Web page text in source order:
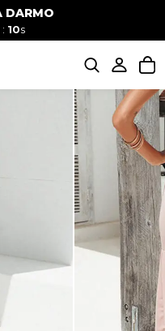
DARMO
09s